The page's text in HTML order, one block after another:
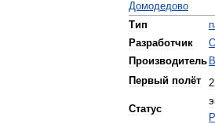
Домодедово
Тип
Разработчик
Производитель
Первый полёт
Статус